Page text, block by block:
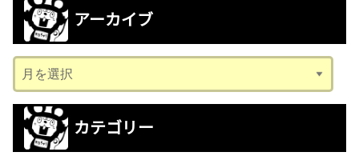
アーカイブ
ー
カ
ブ
カテゴリー